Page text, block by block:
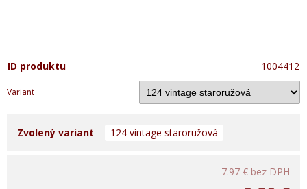
ID produktu 1004412
Variant
Zvolený variant 124 vintage staroružová
7.97 € bez DPH